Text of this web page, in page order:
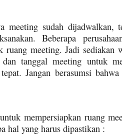
meeting sudah dijadwalkan,
Beberapa
ruang meeting. Jadi sediakan
tanggal meeting untuk
Jangan berasumsi
mempersiapkan ruang
hal yang harus dipastikan :